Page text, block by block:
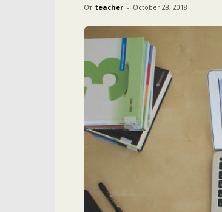
От teacher - October 28, 2018